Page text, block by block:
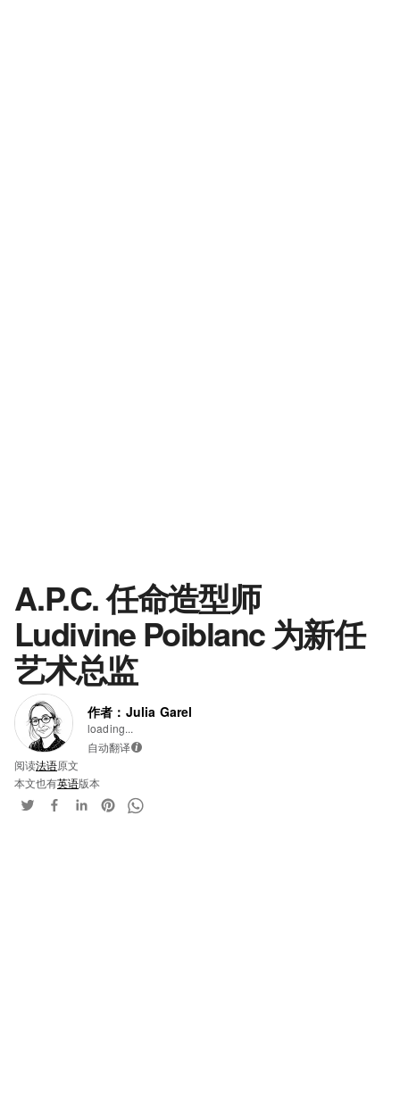
A.P.C. 任命造型师
Ludivine Poiblanc 为新任
艺术总监
作者：Julia Garel
loading...
自动翻译 i
阅读法语原文
本文也有英语版本